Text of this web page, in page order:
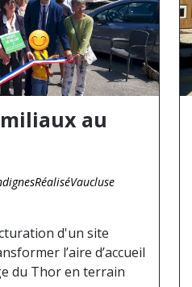
au
RéaliséVaucluse
d'un site
l’aire d’accueil
du Thor en terrain